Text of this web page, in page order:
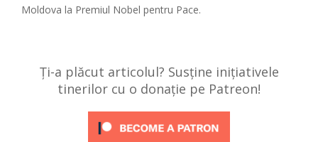
Moldova la Premiul Nobel pentru Pace.
Ți-a plăcut articolul? Susține inițiativele
tinerilor cu o donație pe Patreon!